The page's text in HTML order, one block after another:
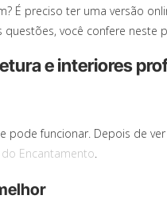
É preciso ter uma versão
questões, você confere neste
e interiores
funcionar. Depois de
do Encantamento.